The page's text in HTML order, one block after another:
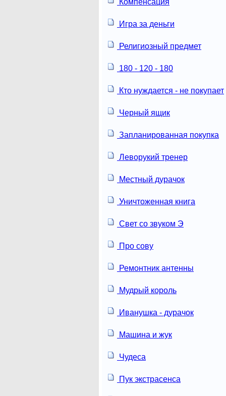
Игра за деньги
Религиозный предмет
180 - 120 - 180
Кто нуждается - не покупает
Черный ящик
Запланированная покупка
Леворукий тренер
Местный дурачок
Уничтоженная книга
Свет со звуком Э
Про сову
Ремонтник антенны
Мудрый король
Иванушка - дурачок
Машина и жук
Чудеса
Пук экстрасенса